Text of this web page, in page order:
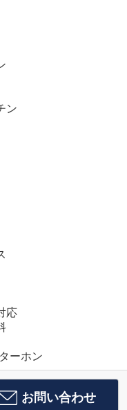
ン
応
ーホン
お問い合わせ